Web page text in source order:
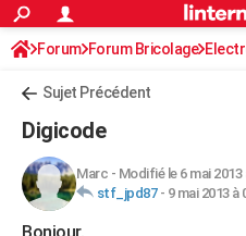
ACTUALITÉS
Politique
Société
Faits Divers
Education
Monde
Villes
+
FINANCE
Retraite
Impôts
Epargne
Immobilier
Risques naturels par ville
Banque
Assurance
Crédit
AUTO
Forum Forum Bricolage
Sujet Précédent
Digicode
Marc - Modifié le 6 mai 2013
stf_jpd87- 9 mai 2013 à